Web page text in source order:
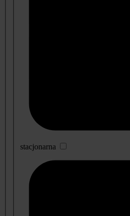
stacjonarna